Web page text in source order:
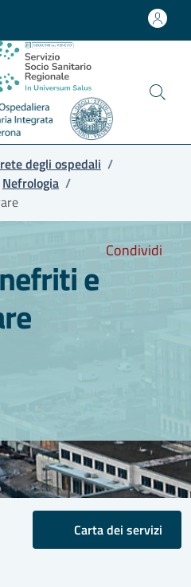
degli ospedali /
Nefrologia /
Condividi
e
Carta dei servizi